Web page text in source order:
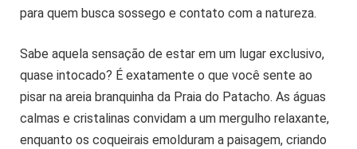
para quem busca sossego e contato com a natureza.
Sabe aquela sensação de estar em um lugar exclusivo,
quase intocado? É exatamente o que você sente ao
pisar na areia branquinha da Praia do Patacho. As águas
calmas e cristalinas convidam a um mergulho relaxante,
enquanto os coqueirais emolduram a paisagem, criando